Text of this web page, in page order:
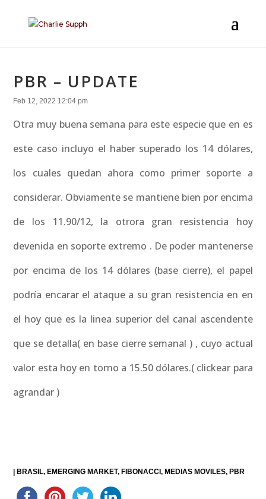
PBR – UPDATE
Feb 12, 2022 12:04 pm
Otra muy buena semana para este especie que en es
este caso incluyo el haber superado los 14 dólares,
los cuales quedan ahora como primer soporte a
considerar. Obviamente se mantiene bien por encima
de los 11.90/12, la otrora gran resistencia hoy
devenida en soporte extremo . De poder mantenerse
por encima de los 14 dólares (base cierre), el papel
podría encarar el ataque a su gran resistencia en en
el hoy que es la linea superior del canal ascendente
que se detalla( en base cierre semanal ) , cuyo actual
valor esta hoy en torno a 15.50 dólares.( clickear para
agrandar )
BRASIL EMERGING MARKET FIBONACCI MEDIAS MOVILES PBR